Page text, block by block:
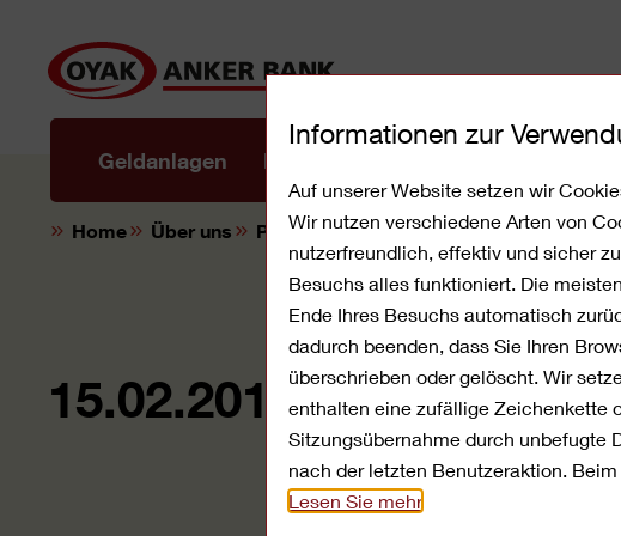
Informationen zur
Auf unserer Website setzen wir
Wir nutzen verschiedene Arten von
nutzerfreundlich, effektiv und sicher
Besuchs alles funktioniert. Die
Ende Ihres Besuchs automatisch
dadurch beenden, dass Sie Ihren
überschrieben oder gelöscht. Wir
enthalten eine zufällige Zeichenkette
Sitzungsübernahme durch unbefugte
nach der letzten Benutzeraktion.
Lesen Sie mehr
Inhalt
Geldanlagen Privatkredite
Mobile
Home Über uns Presse 15.02.2012
15.02.2012: Geld